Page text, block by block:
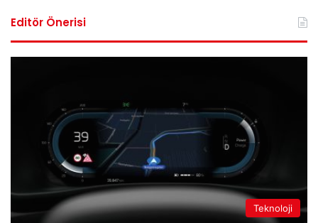
Editör Önerisi
Teknoloji